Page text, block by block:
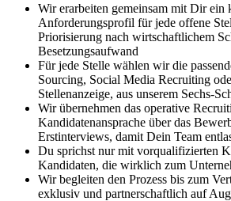
Wir erarbeiten gemeinsam mit Dir ein
Anforderungsprofil für jede offene
Priorisierung nach wirtschaftlichem
Besetzungsaufwand
Für jede Stelle wählen wir die
Sourcing, Social Media Recruiting
Stellenanzeige, aus unserem Sechs-
Wir übernehmen das operative
Kandidatenansprache über das
Erstinterviews, damit Dein Team
Du sprichst nur mit vorqualifizierten
Kandidaten, die wirklich zum
Wir begleiten den Prozess bis zum
exklusiv und partnerschaftlich auf